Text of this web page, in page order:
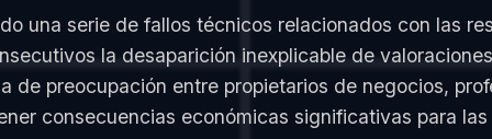
una serie de fallos técnicos relacionados con las
la desaparición inexplicable de
de preocupación entre propietarios de negocios,
consecuencias económicas significativas para